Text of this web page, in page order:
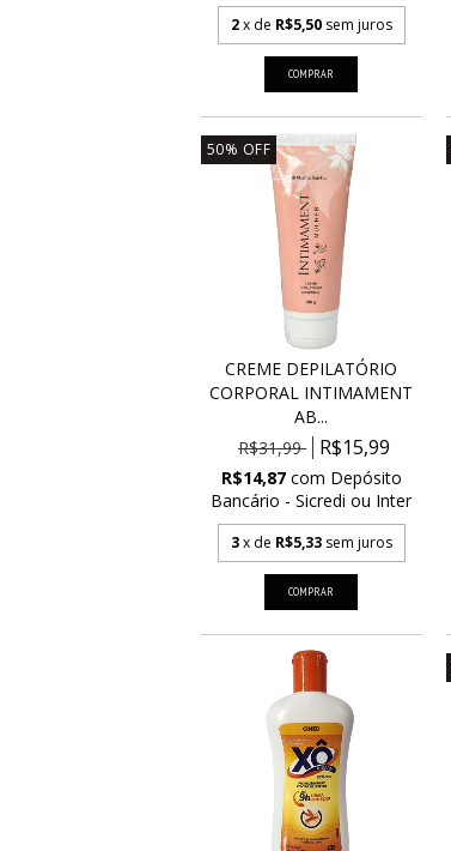
2 x de R$5,50 sem juros
50% OFF
CREME DEPILATÓRIO
CORPORAL INTIMAMENT
AB...
R$31,99
R$15,99
R$14,87 com Depósito
Bancário - Sicredi ou Inter
3 x de R$5,33 sem juros